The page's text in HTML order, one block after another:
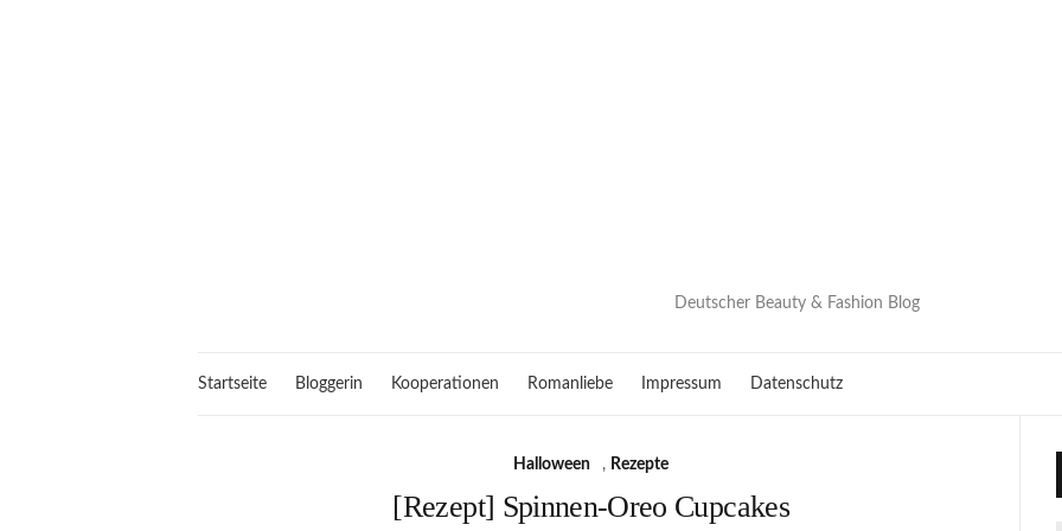
Deutscher Beauty & Fashion Blog
Startseite Bloggerin Kooperationen Romanliebe Impressum Datenschutz
Halloween , Rezepte
[Rezept] Spinnen-Oreo Cupcakes